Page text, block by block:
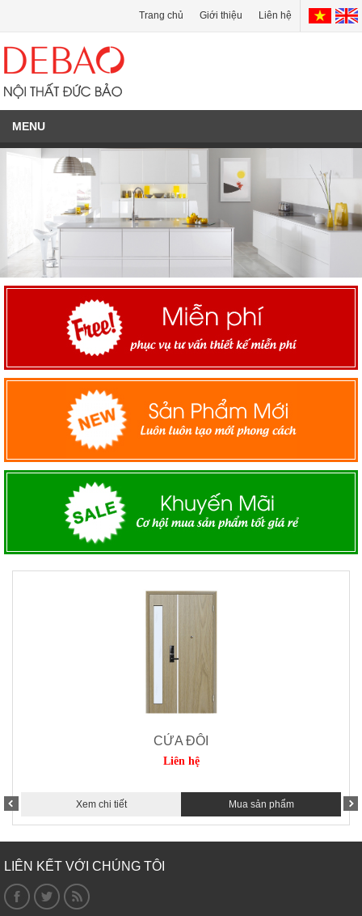
Trang chủ Giới thiệu Liên hệ
MENU
CỬA ĐÔI
Liên hệ
Xem chi tiết Mua sản phẩm
LIÊN KẾT VỚI CHÚNG TÔI